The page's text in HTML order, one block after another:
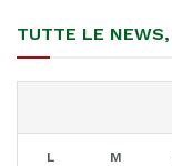
TUTTE LE NEWS,
L M